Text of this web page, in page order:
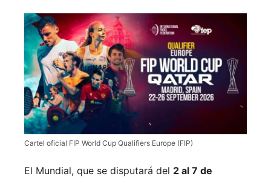
Cartel oficial FIP World Cup Qualifiers Europe (FIP)
El Mundial, que se disputará del 2 al 7 de